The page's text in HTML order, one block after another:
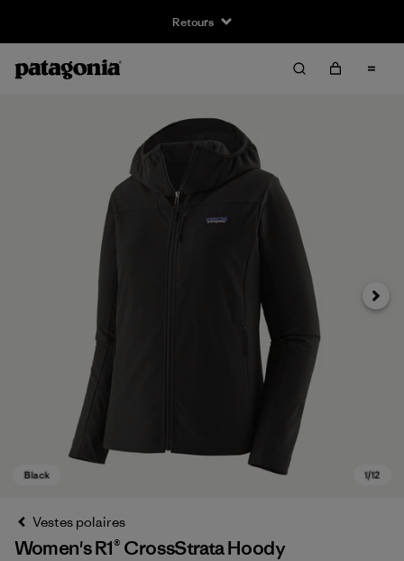
Retours
Vestes polaires
Women's R1® CrossStrata Hoody